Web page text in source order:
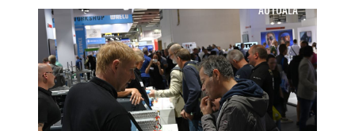
Suomen
Autolehti
4/24
ilmestyy!
AUTOALA